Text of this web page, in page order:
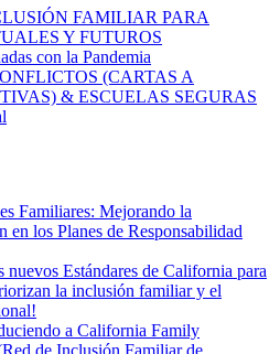
FAMILIAR PARA
Y FUTUROS
con la Pandemia
(CARTAS A
& ESCUELAS SEGURAS
Familiares: Mejorando la
en los Planes de Responsabilidad
nuevos Estándares de California para
la inclusión familiar y el
a California Family
de Inclusión Familiar de